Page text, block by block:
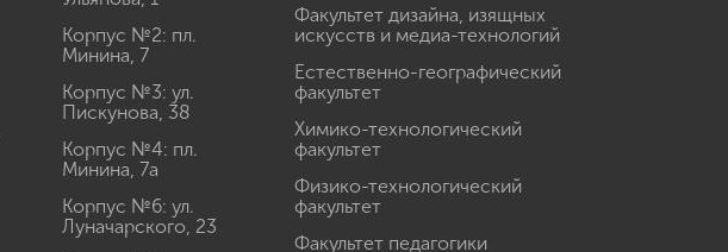
Корпус №2: пл.
Минина, 7
Корпус №3: ул.
Пискунова, 38
Корпус №4: пл.
Минина, 7а
Корпус №6: ул.
Луначарского, 23
Факультет дизайна, изящных
искусств и медиа-технологий
Естественно-географический
факультет
Химико-технологический
факультет
Физико-технологический
факультет
Факультет педагогики